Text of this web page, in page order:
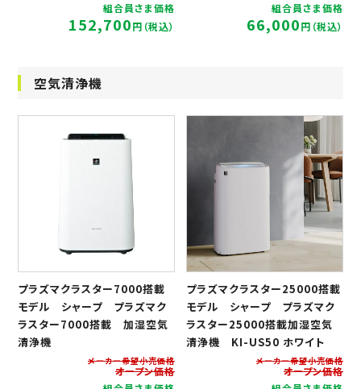
組合員さま価格
152,700円（税込）
組合員さま価格
66,000円（税込）
空気清浄機
プラズマクラスター7000搭載
モデル シャープ プラズマク
ラスター7000搭載 加湿空気
清浄機
メーカー希望小売価格
オープン価格
プラズマクラスター25000搭載
モデル シャープ プラズマク
ラスター25000搭載加湿空気
清浄機 KI-US50 ホワイト
メーカー希望小売価格
オープン価格